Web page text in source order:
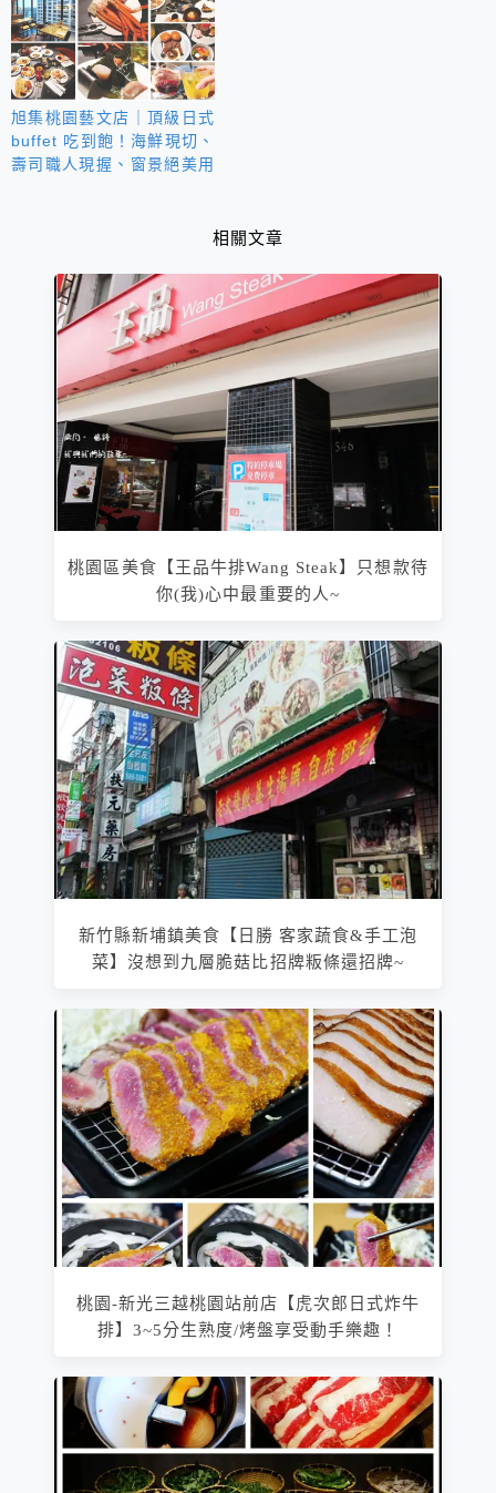
定食三重奏│白飯、漬物小
菜、味噌湯皆可續
旭集桃園藝文店｜頂級日式
buffet 吃到飽！海鮮現切、
壽司職人現握、窗景絕美用
相關文章
桃園區美食【王品牛排Wang Steak】只想款待
你(我)心中最重要的人~
新竹縣新埔鎮美食【日勝 客家蔬食&手工泡
菜】沒想到九層脆菇比招牌粄條還招牌~
桃園-新光三越桃園站前店【虎次郎日式炸牛
排】3~5分生熟度/烤盤享受動手樂趣！